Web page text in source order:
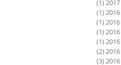
(1)
(1)
(1)
(1)
(1)
(2)
(3)